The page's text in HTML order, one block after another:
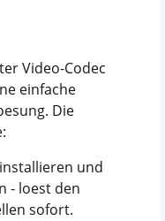
Video-Codec
einfache
Die
und
- loest den
sofort.